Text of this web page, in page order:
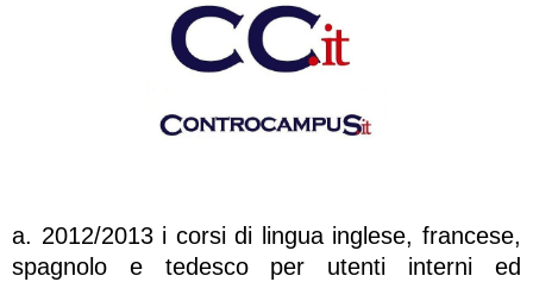
a. 2012/2013 i corsi di lingua inglese, francese,
spagnolo e tedesco per utenti interni ed